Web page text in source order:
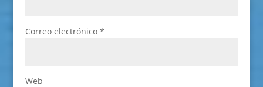
Correo electrónico *
Web